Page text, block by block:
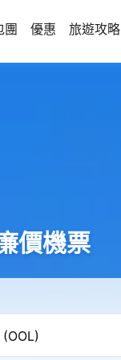
團 優惠 旅遊攻略
價機票